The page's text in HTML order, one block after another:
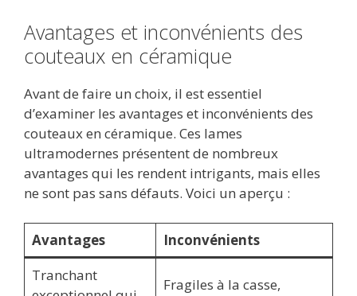
Avantages et inconvénients des
couteaux en céramique
Avant de faire un choix, il est essentiel
d’examiner les avantages et inconvénients des
couteaux en céramique. Ces lames
ultramodernes présentent de nombreux
avantages qui les rendent intrigants, mais elles
ne sont pas sans défauts. Voici un aperçu :
Avantages
Inconvénients
Tranchant
Fragiles à la casse,